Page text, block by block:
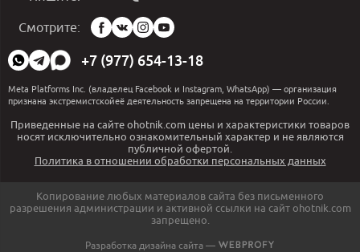
Смотрите:
Мы
в
социальных
сетях:
+7 (977) 654-13-18
Meta Platforms Inc. (владелец Facebook и Instagram, WhatsApp) — организация
признана экстремистскойеё деятельность запрещена на территории России.
Приведенные на сайте ohotnik.com цены и характеристики товаров
носят исключительно ознакомительный характер и не являются
публичной офертой.
Политика в отношении обработки персональных данных
Копирование любых материалов сайта без письменного
разрешения администрации и активной ссылки на сайт ohotnik.com
запрещено.
Разработка дизайна сайта —